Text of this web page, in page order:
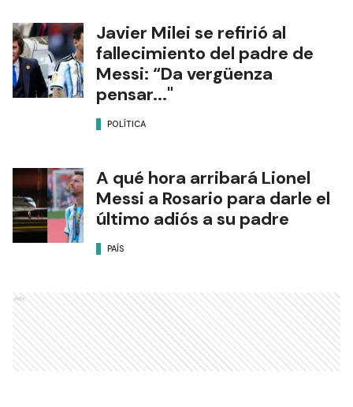
Javier Milei se refirió al
fallecimiento del padre de
Messi: “Da vergüenza
pensar..."
POLÍTICA
A qué hora arribará Lionel
Messi a Rosario para darle el
último adiós a su padre
PAÍS
Ads